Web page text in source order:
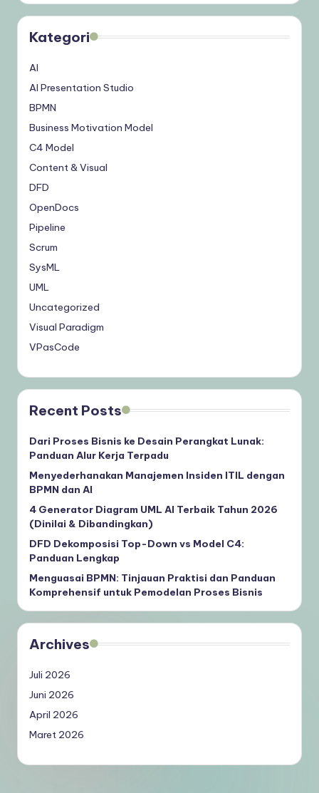
Kategori
AI
AI Presentation Studio
BPMN
Business Motivation Model
C4 Model
Content & Visual
DFD
OpenDocs
Pipeline
Scrum
SysML
UML
Uncategorized
Visual Paradigm
VPasCode
Recent Posts
Dari Proses Bisnis ke Desain Perangkat Lunak:
Panduan Alur Kerja Terpadu
Menyederhanakan Manajemen Insiden ITIL dengan
BPMN dan AI
4 Generator Diagram UML AI Terbaik Tahun 2026
(Dinilai & Dibandingkan)
DFD Dekomposisi Top-Down vs Model C4:
Panduan Lengkap
Menguasai BPMN: Tinjauan Praktisi dan Panduan
Komprehensif untuk Pemodelan Proses Bisnis
Archives
Juli 2026
Juni 2026
April 2026
Maret 2026